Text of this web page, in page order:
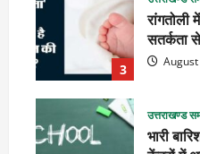
3
रांगतोली
सतर्कता
उत्तराखण्ड
भारी